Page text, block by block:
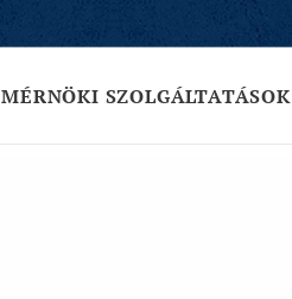
MÉRNÖKI SZOLGÁLTATÁSOK